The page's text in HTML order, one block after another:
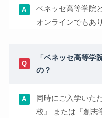
ベネッセ高等学院
オンラインでもあ
「ベネッセ高等学
の？
同時にご入学いた
校』 または『創志